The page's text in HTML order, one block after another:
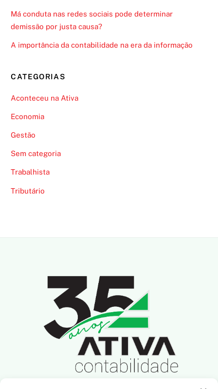
Má conduta nas redes sociais pode determinar
demissão por justa causa?
A importância da contabilidade na era da informação
CATEGORIAS
Aconteceu na Ativa
Economia
Gestão
Sem categoria
Trabalhista
Tributário